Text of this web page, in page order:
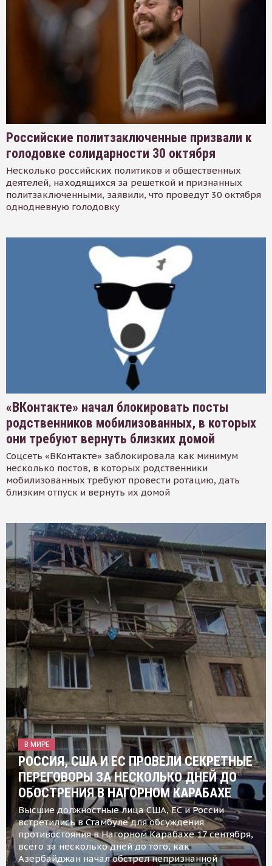
Российские политзаключенные призвали к
голодовке солидарности 30 октября
Несколько российских политиков и общественных
деятелей, находящихся за решеткой и признанных
политзаключенными, заявили, что проведут 30 октября
однодневную голодовку
«ВКонтакте» начал блокировать посты
родственников мобилизованных, в которых
они требуют вернуть близких домой
Соцсеть «ВКонтакте» заблокировала как минимум
несколько постов, в которых родственники
мобилизованных требуют провести ротацию, дать
близким отпуск и вернуть их домой
В МИРЕ
РОССИЯ, США И ЕС ПРОВЕЛИ СЕКРЕТНЫЕ
ПЕРЕГОВОРЫ ЗА НЕСКОЛЬКО ДНЕЙ ДО
ОБОСТРЕНИЯ В НАГОРНОМ КАРАБАХЕ
Высшие должностные лица США, ЕС и России
встретились в Стамбуле для обсуждения
противостояния в Нагорном Карабахе 17 сентября,
всего за несколько дней до того, как
Азербайджан начал обстрел непризнанной